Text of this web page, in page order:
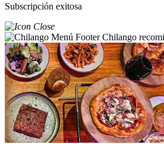
Subscripción exitosa
Chilango